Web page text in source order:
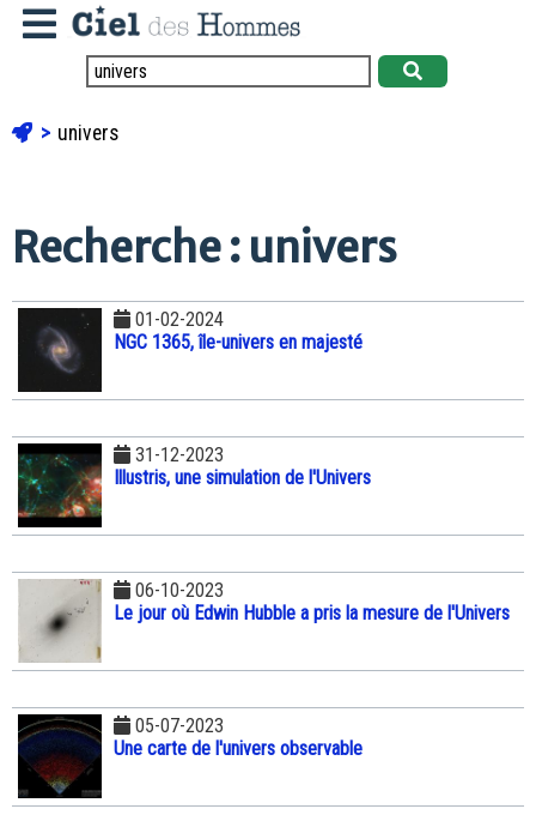
univers
Recherche : univers
01-02-2024
NGC 1365, île-univers en majesté
31-12-2023
Illustris, une simulation de l'Univers
06-10-2023
Le jour où Edwin Hubble a pris la mesure de l'Univers
05-07-2023
Une carte de l'univers observable